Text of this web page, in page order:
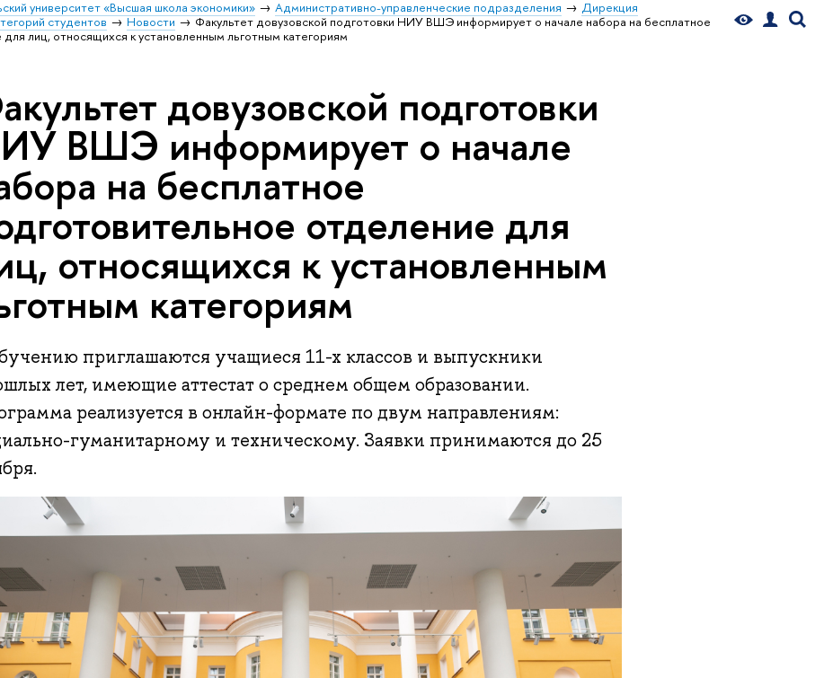
университет «Высшая школа экономики» Административно-управленческие подразделения
Дирекция
студентов
Новости
Факультет довузовской подготовки НИУ ВШЭ информирует о начале набора на бесплатное
лиц, относящихся к установленным льготным категориям
довузовской подготовки
ВШЭ информирует о начале
на бесплатное
отделение для
относящихся к установленным
категориям
приглашаются учащиеся 11-х классов и выпускники
лет, имеющие аттестат о среднем общем образовании.
реализуется в онлайн-формате по двум направлениям:
гуманитарному и техническому. Заявки принимаются до 25